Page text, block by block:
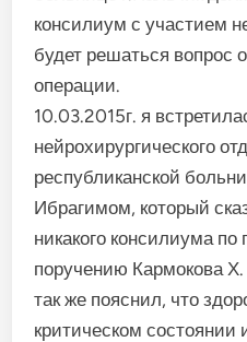
консилиум с участием
будет решаться вопрос
операции.
10.03.2015г. я
нейрохирургического
республиканской
Ибрагимом, который
никакого консилиума по
поручению Кармокова
так же пояснил, что
критическом состоянии